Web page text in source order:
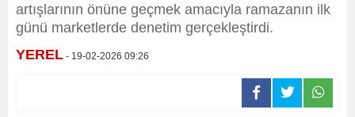
artışlarının önüne geçmek amacıyla ramazanın ilk
günü marketlerde denetim gerçekleştirdi.
YEREL - 19-02-2026 09:26